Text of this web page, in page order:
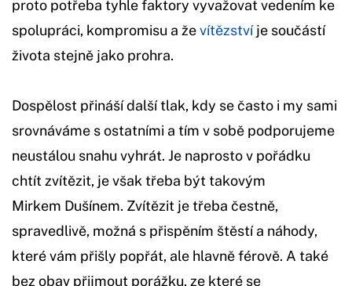
proto potřeba tyhle faktory vyvažovat vedením ke
spolupráci, kompromisu a ževítězstvíje součástí
života stejně jako prohra.
Dospělost přináší další tlak, kdy se často i my sami
srovnáváme s ostatními a tím v sobě podporujeme
neustálou snahu vyhrát. Je naprosto v pořádku
chtít zvítězit, je však třeba být takovým
Mirkem Dušínem. Zvítězit je třeba čestně,
spravedlivě, možná s přispěním štěstí a náhody,
které vám přišly popřát, ale hlavně férově. A také
bez obav přijmout porážku, ze které se